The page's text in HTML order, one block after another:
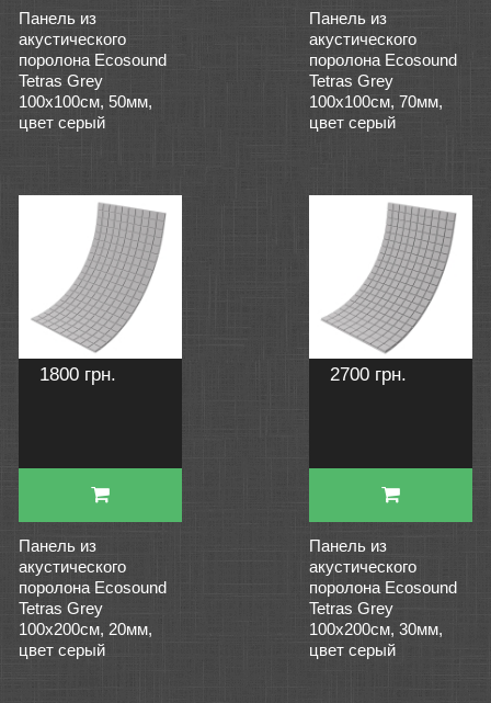
Панель из
акустического
поролона Ecosound
Tetras Grey
100x100см, 50мм,
цвет серый
Панель из
акустического
поролона Ecosound
Tetras Grey
100x100см, 70мм,
цвет серый
1800 грн.
Панель из
акустического
поролона Ecosound
Tetras Grey
100x200см, 20мм,
цвет серый
2700 грн.
Панель из
акустического
поролона Ecosound
Tetras Grey
100x200см, 30мм,
цвет серый